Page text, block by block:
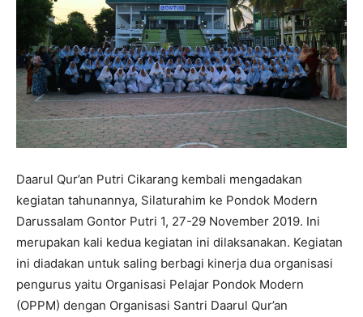
Daarul Qur’an Putri Cikarang kembali mengadakan
kegiatan tahunannya, Silaturahim ke Pondok Modern
Darussalam Gontor Putri 1, 27-29 November 2019. Ini
merupakan kali kedua kegiatan ini dilaksanakan. Kegiatan
ini diadakan untuk saling berbagi kinerja dua organisasi
pengurus yaitu Organisasi Pelajar Pondok Modern
(OPPM) dengan Organisasi Santri Daarul Qur’an